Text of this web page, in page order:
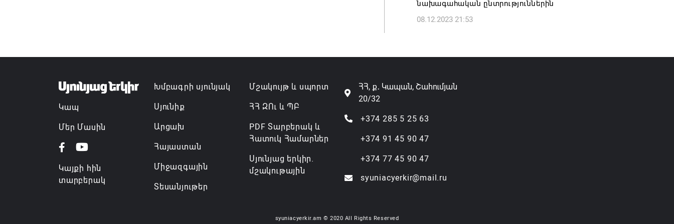
նախագահական ընտրություններին
08.12.2023 21:53
Կապ
Մեր Մասին
Կայքի հին
տարբերակ
Խմբագրի սյունյակ
Սյունիք
Արցախ
Հայաստան
Միջազգային
Տեսանյութեր
Մշակույթ և սպորտ
ՀՀ ԶՈւ և ՊԲ
PDF Տարբերակ և
Հատուկ Համարներ
Սյունյաց երկիր.
մշակութային
ՀՀ, ք․ Կապան, Շահումյան
20/32
+374 285 5 25 63
+374 91 45 90 47
+374 77 45 90 47
syuniacyerkir@mail.ru
syuniacyerkir.am © 2020 All Rights Reserved